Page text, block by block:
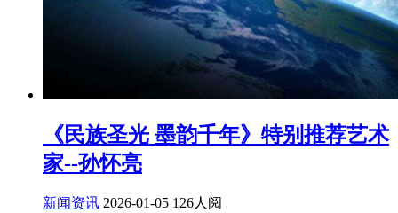
《民族圣光 墨韵千年》特别推荐艺术
家--孙怀亮
新闻资讯 2026-01-05 126人阅